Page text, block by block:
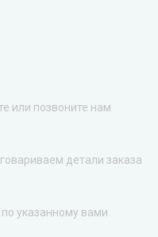
или позвоните нам
детали заказа
указанному вами